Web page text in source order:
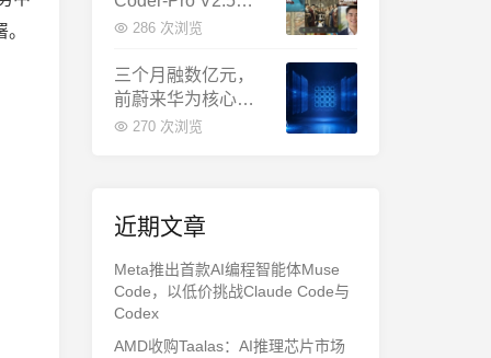
首个能端到端跑通
编程模型
286 次浏览
三个月融数亿元，
前蔚来华为核心成
员联手创立日冕开
270 次浏览
近期文章
Meta推出首款AI编程智能体Muse
Code，以低价挑战Claude Code与
Codex
AMD收购Taalas：AI推理芯片市场